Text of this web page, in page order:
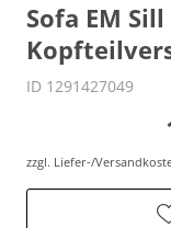
Sofa EM
ID 1291427049
zzgl. Liefer-/